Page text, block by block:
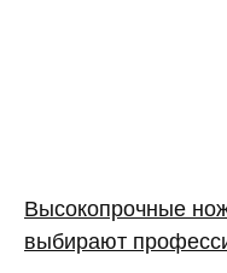
Высокопрочные
выбирают